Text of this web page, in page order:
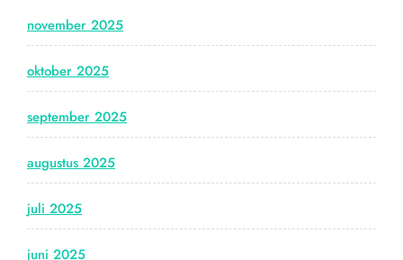
november 2025
oktober 2025
september 2025
augustus 2025
juli 2025
juni 2025